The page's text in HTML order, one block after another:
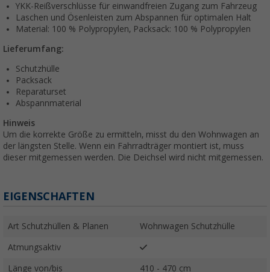
YKK-Reißverschlüsse für einwandfreien Zugang zum Fahrzeug
Laschen und Ösenleisten zum Abspannen für optimalen Halt
Material: 100 % Polypropylen, Packsack: 100 % Polypropylen
Lieferumfang:
Schutzhülle
Packsack
Reparaturset
Abspannmaterial
Hinweis
Um die korrekte Größe zu ermitteln, misst du den Wohnwagen an
der längsten Stelle. Wenn ein Fahrradträger montiert ist, muss
dieser mitgemessen werden. Die Deichsel wird nicht mitgemessen.
EIGENSCHAFTEN
Art Schutzhüllen & Planen Wohnwagen Schutzhülle
Atmungsaktiv
Länge von/bis 410 - 470 cm